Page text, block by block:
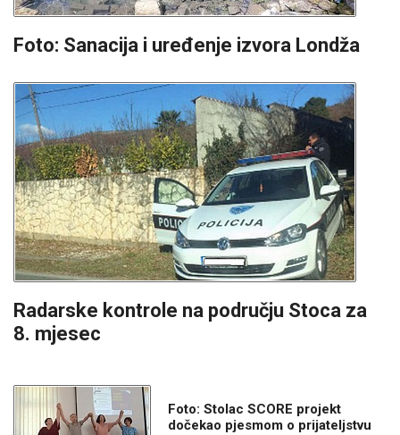
Foto: Sanacija i uređenje izvora Londža
Radarske kontrole na području Stoca za
8. mjesec
Foto: Stolac SCORE projekt
dočekao pjesmom o prijateljstvu